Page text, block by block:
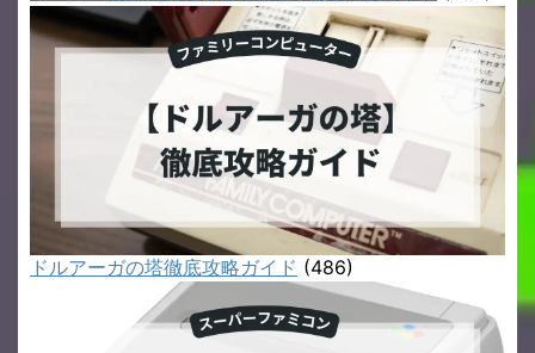
ドルアーガの塔徹底攻略ガイド (486)